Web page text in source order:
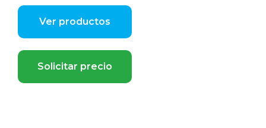
Ver productos
Solicitar precio